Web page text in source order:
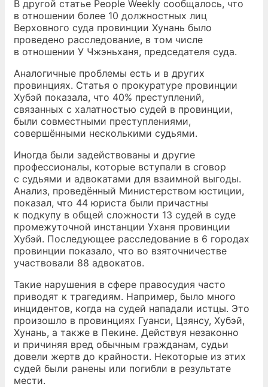
В другой статье People Weekly сообщалось, что
в отношении более 10 должностных лиц
Верховного суда провинции Хунань было
проведено расследование, в том числе
в отношении У Чжэньханя, председателя суда.
Аналогичные проблемы есть и в других
провинциях. Статья о прокуратуре провинции
Хубэй показала, что 40% преступлений,
связанных с халатностью судей в провинции,
были совместными преступлениями,
совершёнными несколькими судьями.
Иногда были задействованы и другие
профессионалы, которые вступали в сговор
с судьями и адвокатами для взаимной выгоды.
Анализ, проведённый Министерством юстиции,
показал, что 44 юриста были причастны
к подкупу в общей сложности 13 судей в суде
промежуточной инстанции Уханя провинции
Хубэй. Последующее расследование в 6 городах
провинции показало, что во взяточничестве
участвовали 88 адвокатов.
Такие нарушения в сфере правосудия часто
приводят к трагедиям. Например, было много
инцидентов, когда на судей нападали истцы. Это
произошло в провинциях Гуанси, Цзянсу, Хубэй,
Хунань, а также в Пекине. Действуя незаконно
и причиняя вред обычным гражданам, судьи
довели жертв до крайности. Некоторые из этих
судей были ранены или погибли в результате
мести.